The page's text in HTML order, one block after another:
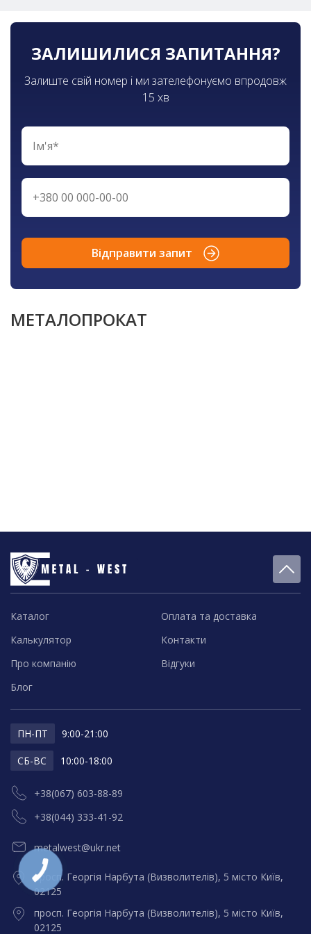
ЗАЛИШИЛИСЯ ЗАПИТАННЯ?
Залиште свій номер і ми зателефонуємо впродовж
15 хв
Відправити запит
МЕТАЛОПРОКАТ
Каталог
Калькулятор
Про компанію
Блог
Оплата та доставка
Контакти
Відгуки
+38(067) 603-88-89
+38(044) 333-41-92
metalwest@ukr.net
ПН-ПТ 9:00-21:00
СБ-ВС 10:00-18:00
просп. Георгія Нарбута (Визволителів), 5 місто Київ,
02125
просп. Георгія Нарбута (Визволителів), 5 місто Київ,
02125